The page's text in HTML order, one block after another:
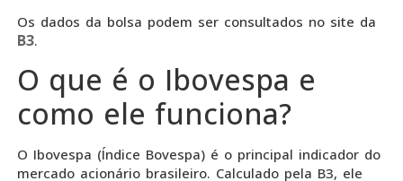
Os dados da bolsa podem ser consultados no site da
B3.
O que é o Ibovespa e
como ele funciona?
O Ibovespa (Índice Bovespa) é o principal indicador do
mercado acionário brasileiro. Calculado pela B3, ele